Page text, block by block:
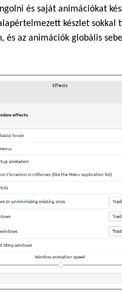
és saját animációkat
készlet sokkal
és az animációk globális